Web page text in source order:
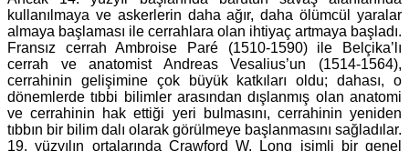
kullanılmaya ve askerlerin daha ağır, daha ölümcül yaralar
almaya başlaması ile cerrahlara olan ihtiyaç artmaya başladı.
Fransız cerrah Ambroise Paré (1510-1590) ile Belçika’lı
cerrah ve anatomist Andreas Vesalius’un (1514-1564),
cerrahinin gelişimine çok büyük katkıları oldu; dahası, o
dönemlerde tıbbi bilimler arasından dışlanmış olan anatomi
ve cerrahinin hak ettiği yeri bulmasını, cerrahinin yeniden
tıbbın bir bilim dalı olarak görülmeye başlanmasını sağladılar.
19. yüzyılın ortalarında Crawford W. Long isimli bir genel